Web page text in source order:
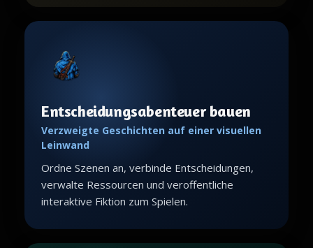
Entscheidungsabenteuer bauen
Verzweigte Geschichten auf einer visuellen
Leinwand
Ordne Szenen an, verbinde Entscheidungen,
verwalte Ressourcen und veroffentliche
interaktive Fiktion zum Spielen.